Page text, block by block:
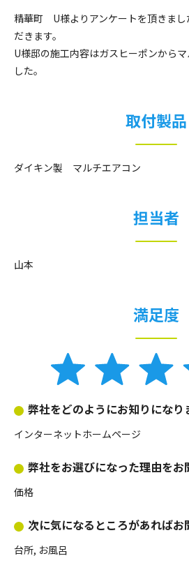
精華町 U様よりアンケートを頂きまし
だきます。
U様邸の施工内容はガスヒーポンから
した。
取付製品
ダイキン製 マルチエアコン
担当者
山本
満足度
弊社をどのようにお知りになり
インターネットホームページ
弊社をお選びになった理由をお
価格
次に気になるところがあればお
台所, お風呂